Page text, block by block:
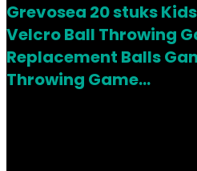
Grevosea 20 stuks
Velcro Ball Throwing
Replacement Balls
Throwing Game…